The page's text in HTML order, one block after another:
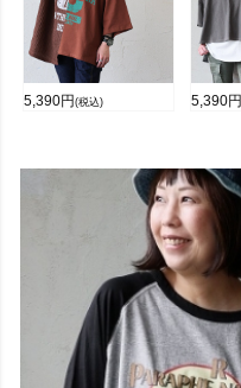
5,390円 (税込) 5,390円